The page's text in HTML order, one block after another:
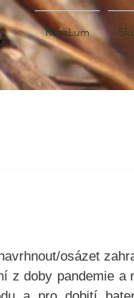
RosaLum
osázet
z doby pandemie